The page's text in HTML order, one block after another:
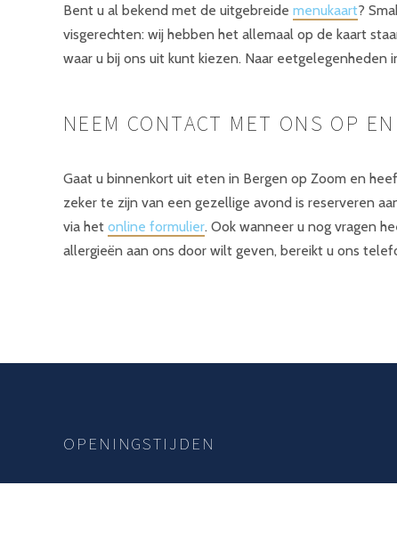
Bent u al bekend met de uitgebreide menukaart?
visgerechten: wij hebben het allemaal op de kaart
waar u bij ons uit kunt kiezen. Naar
NEEM CONTACT MET ONS OP
Gaat u binnenkort uit eten in Bergen op Zoom en
zeker te zijn van een gezellige avond is reserveren
via het online formulier. Ook wanneer u nog vragen
allergieën aan ons door wilt geven, bereikt u ons
OPENINGSTIJDEN